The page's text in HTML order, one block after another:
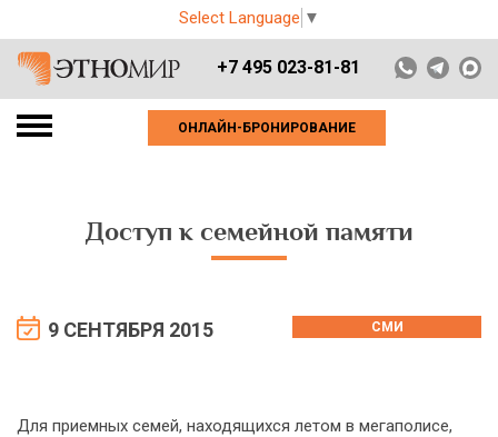
Select Language ▼
+7 495 023-81-81
ОНЛАЙН-БРОНИРОВАНИЕ
Доступ к семейной памяти
9 СЕНТЯБРЯ 2015 СМИ
Для приемных семей, находящихся летом в мегаполисе,